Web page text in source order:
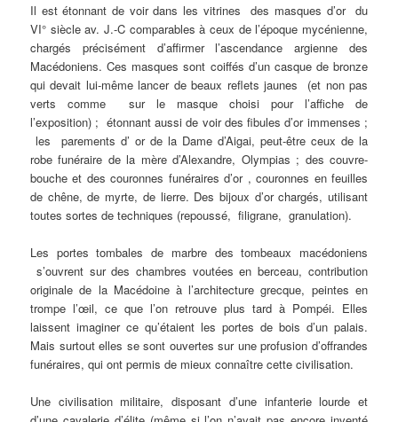
Il est étonnant de voir dans les vitrines des masques d’or du
VI° siècle av. J.-C comparables à ceux de l’époque mycénienne,
chargés précisément d’affirmer l’ascendance argienne des
Macédoniens. Ces masques sont coiffés d’un casque de bronze
qui devait lui-même lancer de beaux reflets jaunes (et non pas
verts comme sur le masque choisi pour l’affiche de
l’exposition) ; étonnant aussi de voir des fibules d’or immenses ;
les parements d’ or de la Dame d’Aigai, peut-être ceux de la
robe funéraire de la mère d’Alexandre, Olympias ; des couvre-
bouche et des couronnes funéraires d’or , couronnes en feuilles
de chêne, de myrte, de lierre. Des bijoux d’or chargés, utilisant
toutes sortes de techniques (repoussé, filigrane, granulation).
Les portes tombales de marbre des tombeaux macédoniens
s’ouvrent sur des chambres voutées en berceau, contribution
originale de la Macédoine à l’architecture grecque, peintes en
trompe l’œil, ce que l’on retrouve plus tard à Pompéi. Elles
laissent imaginer ce qu’étaient les portes de bois d’un palais.
Mais surtout elles se sont ouvertes sur une profusion d’offrandes
funéraires, qui ont permis de mieux connaître cette civilisation.
Une civilisation militaire, disposant d’une infanterie lourde et